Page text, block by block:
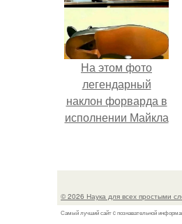
На этом фото
легендарный
наклон форварда в
исполнении Майкла
бросающий вызов
человеческого тела.
© 2026 Наука для всех простыми
Самый лучший сайт c познавательной